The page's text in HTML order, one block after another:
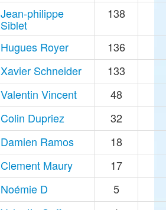
Jean-philippe
Siblet
138
Hugues Royer
136
Xavier Schneider
133
Valentin Vincent
48
Colin Dupriez
32
Damien Ramos
18
Clement Maury
17
Noémie D
5